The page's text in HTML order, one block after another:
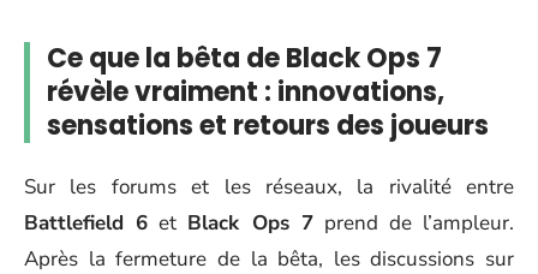
Ce que la bêta de Black Ops 7
révèle vraiment : innovations,
sensations et retours des joueurs
Sur les forums et les réseaux, la rivalité entre
Battlefield 6 et Black Ops 7prend de l’ampleur.
Après la fermeture de la bêta, les discussions sur